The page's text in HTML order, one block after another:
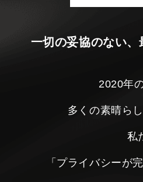
一切の妥協のない
2020年
多くの素晴ら
私
「プライバシーが